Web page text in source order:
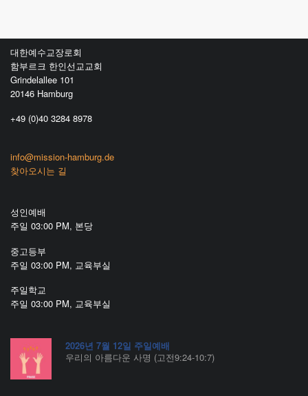
대한예수교장로회
함부르크 한인선교교회
Grindelallee 101
20146 Hamburg
+49 (0)40 3284 8978
info@mission-hamburg.de
찾아오시는 길
성인예배
주일 03:00 PM, 본당
중고등부
주일 03:00 PM, 교육부실
주일학교
주일 03:00 PM, 교육부실
2026년 7월 12일 주일예배
우리의 아름다운 사명 (고전9:24-10:7)